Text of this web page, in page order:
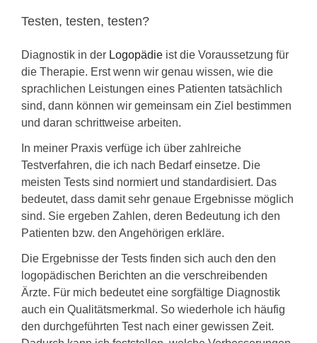
Testen, testen, testen?
Diagnostik in der Logopädie ist die Voraussetzung für
die Therapie. Erst wenn wir genau wissen, wie die
sprachlichen Leistungen eines Patienten tatsächlich
sind, dann können wir gemeinsam ein Ziel bestimmen
und daran schrittweise arbeiten.
In meiner Praxis verfüge ich über zahlreiche
Testverfahren, die ich nach Bedarf einsetze. Die
meisten Tests sind normiert und standardisiert. Das
bedeutet, dass damit sehr genaue Ergebnisse möglich
sind. Sie ergeben Zahlen, deren Bedeutung ich den
Patienten bzw. den Angehörigen erkläre.
Die Ergebnisse der Tests finden sich auch den den
logopädischen Berichten an die verschreibenden
Ärzte. Für mich bedeutet eine sorgfältige Diagnostik
auch ein Qualitätsmerkmal. So wiederhole ich häufig
den durchgeführten Test nach einer gewissen Zeit.